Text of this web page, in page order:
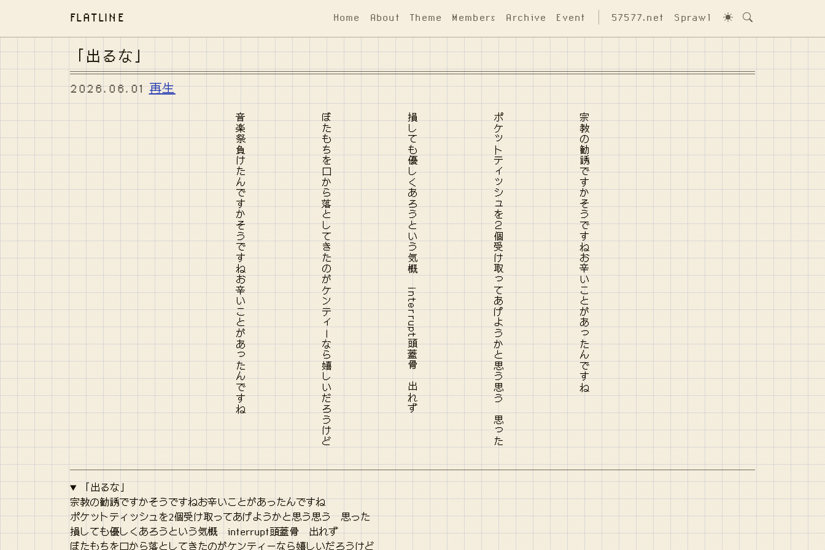
FLATLINE Home About Theme Members Archive Event 57577.net Sprawl
「出るな」
2026.06.01再生
宗教の勧誘ですかそうですねお辛いことがあったんですね
ポケットティッシュを２個受け取ってあげようかと思う思う 思った
損しても優しくあろうという気概 interrupt頭蓋骨 出れず
ぼたもちを口から落としてきたのがケンティーなら嬉しいだろうけど
音楽祭負けたんですかそうですねお辛いことがあったんですね
「出るな」
宗教の勧誘ですかそうですねお辛いことがあったんですね
ポケットティッシュを2個受け取ってあげようかと思う思う 思った
損しても優しくあろうという気概 interrupt頭蓋骨 出れず
ぼたもちを口から落としてきたのがケンティーなら嬉しいだろうけど